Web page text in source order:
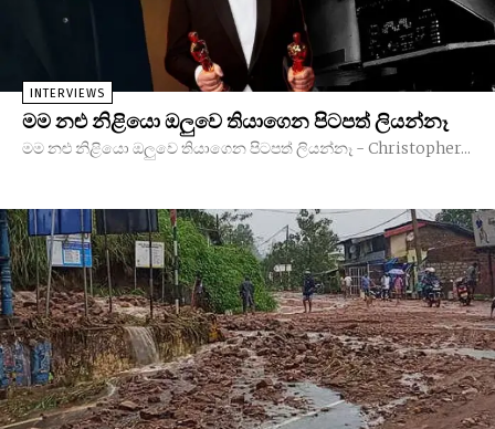
INTERVIEWS
මම නළු නිළියො ඔලුවෙ තියාගෙන පිටපත් ලියන්නෑ
මම නළු නිළියො ඔලුවෙ තියාගෙන පිටපත් ලියන්නෑ - Christopher...